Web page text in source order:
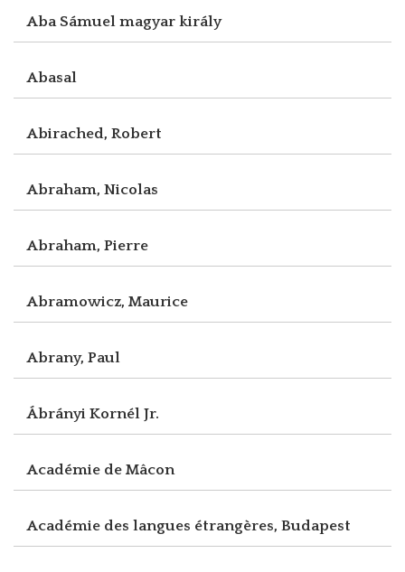
Aba Sámuel magyar király
Abasal
Abirached, Robert
Abraham, Nicolas
Abraham, Pierre
Abramowicz, Maurice
Abrany, Paul
Ábrányi Kornél Jr.
Académie de Mâcon
Académie des langues étrangères, Budapest